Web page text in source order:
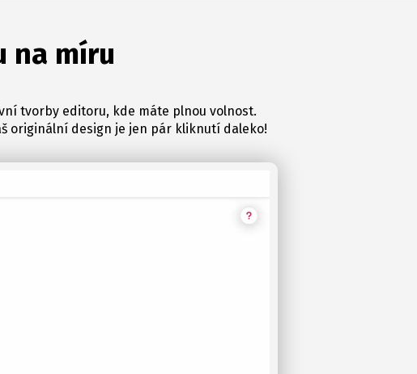
na míru
tvorby editoru, kde máte plnou volnost.
originální design je jen pár kliknutí daleko!